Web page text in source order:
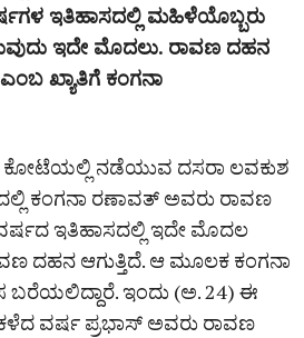
ಇತಿಹಾಸದಲ್ಲಿ ಮಹಿಳೆಯೊಬ್ಬರು
ಇದೇ ಮೊದಲು. ರಾವಣ ದಹನ
ಖ್ಯಾತಿಗೆ ಕಂಗನಾ
ನಡೆಯುವ ದಸರಾ ಲವಕುಶ
ಕಂಗನಾ ರಣಾವತ್‌ ಅವರು ರಾವಣ
ಇತಿಹಾಸದಲ್ಲಿ ಇದೇ ಮೊದಲ
ದಹನ ಆಗುತ್ತಿದೆ. ಆ ಮೂಲಕ ಕಂಗನಾ
ಇಂದು (ಅ. 24) ಈ
ವರ್ಷ ಪ್ರಭಾಸ್​ ಅವರು ರಾವಣ